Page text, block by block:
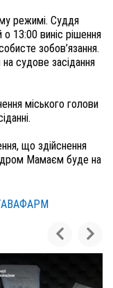
режимі. Суддя
13:00 виніс рішення
зобов’язання.
судове засідання
міського голови
що здійснення
Мамаєм буде на